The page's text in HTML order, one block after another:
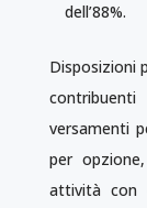
dell’88%.
Disposizioni
versamenti
per
attività con